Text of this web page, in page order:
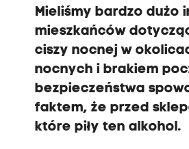
Mieliśmy bardzo dużo
mieszkańców
ciszy nocnej w
nocnych i brakiem
bezpieczeństwa
faktem, że przed
które piły ten alkohol.